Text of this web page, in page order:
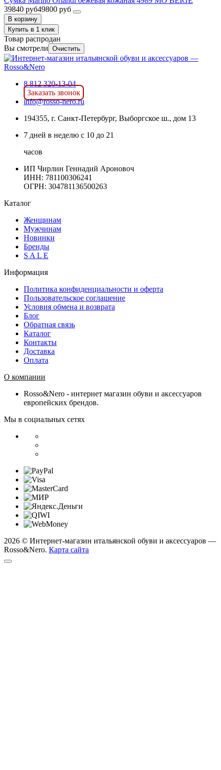
39840 руб49800 руб
В корзину
Купить в 1 клик
Товар распродан
Вы смотрели Очистить
8 812 320-13-04
Заказать звонок
info@rosso-nero.ru
194355, г. Санкт-Петербург, Выборгское ш., дом 13
7 дней в неделю с 10 до 21
часов
ИП Чирлин Геннадий Ароновоч
ИНН: 781100306241
ОГРН: 304781136500263
Каталог
Женщинам
Мужчинам
Новинки
Бренды
S A L E
Информация
Политика конфиденциальности и оферта
Пользовательское соглашение
Условия обмена и возврата
Блог
Обратная связь
Каталог
Контакты
Доставка
Оплата
О компании
Rosso&Nero - интернет магазин обуви и аксессуаров
европейских брендов.
Мы в социальных сетях
2026 © Интернет-магазин итальянской обуви и аксессуаров —
Rosso&Nero. Карта сайта